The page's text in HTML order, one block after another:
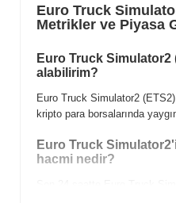
Euro Truck
Metrikler ve Piyasa
Euro Truck Simulator2
alabilirim?
Euro Truck Simulator2
kripto para borsalarında
Euro Truck
hacmi nedir?